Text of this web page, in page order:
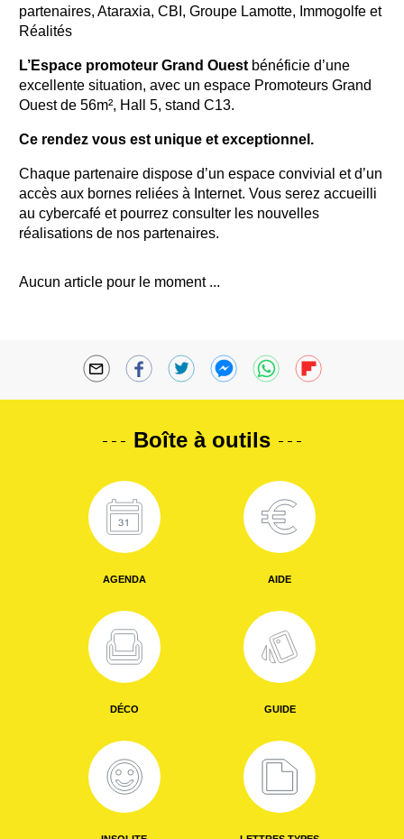
partenaires, Ataraxia, CBI, Groupe Lamotte, Immogolfe et
Réalités
L’Espace promoteur Grand Ouest bénéficie d’une
excellente situation, avec un espace Promoteurs Grand
Ouest de 56m², Hall 5, stand C13.
Ce rendez vous est unique et exceptionnel.
Chaque partenaire dispose d’un espace convivial et d’un
accès aux bornes reliées à Internet. Vous serez accueilli
au cybercafé et pourrez consulter les nouvelles
réalisations de nos partenaires.
Aucun article pour le moment ...
Boîte à outils
AGENDA AIDE
DÉCO GUIDE